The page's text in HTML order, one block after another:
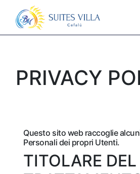
content
PRIVACY
Questo sito web raccoglie
Personali dei propri Utenti.
TITOLARE DEL